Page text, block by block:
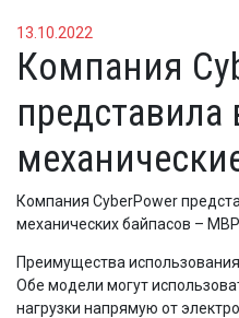
13.10.2022
Компания
Компания CyberPower
механических байпасов –
Преимущества
Обе модели могут
нагрузки напрямую от